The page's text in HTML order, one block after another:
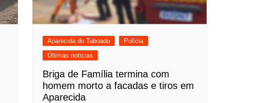
Aparecida do Taboado
Polícia
Últimas notícias
Briga de Família termina com
homem morto a facadas e tiros em
Aparecida